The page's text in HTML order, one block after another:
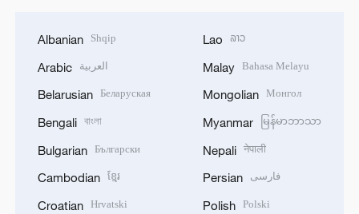
Albanian Shqip
Arabic العربية
Belarusian Беларуская
Bengali বাংলা
Bulgarian Български
Cambodian ខ្មែរ
Croatian Hrvatski
Lao ລາວ
Malay Bahasa Melayu
Mongolian Монгол
Myanmar မြန်မာဘာသာ
Nepali नेपाली
Persian فارسی
Polish Polski